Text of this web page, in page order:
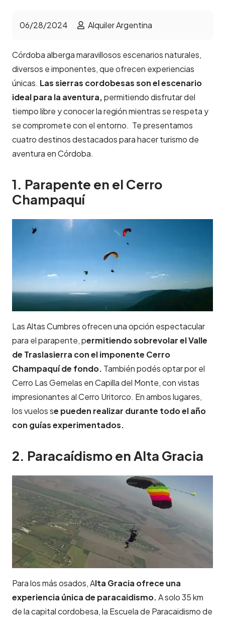
06/28/2024 Alquiler Argentina
Córdoba alberga maravillosos escenarios naturales,
diversos e imponentes, que ofrecen experiencias
únicas. Las sierras cordobesas son el escenario
ideal para la aventura,permitiendo disfrutar del
tiempo libre y conocer la región mientras se respeta y
se compromete con el entorno. Te presentamos
cuatro destinos destacados para hacer turismo de
aventura en Córdoba.
1. Parapente en el Cerro
Champaquí
Las Altas Cumbres ofrecen una opción espectacular
para el parapente, permitiendo sobrevolar el Valle
de Traslasierra con el imponente Cerro
Champaquí de fondo. También podés optar por el
Cerro Las Gemelas en Capilla del Monte, con vistas
impresionantes al Cerro Uritorco. En ambos lugares,
los vuelos se pueden realizar durante todo el año
con guías experimentados.
2. Paracaídismo en Alta Gracia
Para los más osados, Alta Gracia ofrece una
experiencia única de paracaidismo.A solo 35 km
de la capital cordobesa, la Escuela de Paracaidismo de